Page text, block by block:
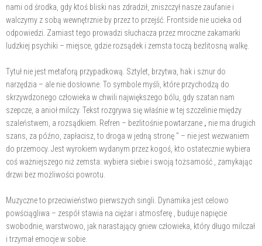
nami od środka, gdy ktoś bliski nas zdradził, zniszczył nasze zaufanie i
walczymy z sobą wewnętrznie by przez to przejść. Frontside nie ucieka od
odpowiedzi. Zamiast tego prowadzi słuchacza przez mroczne zakamarki
ludzkiej psychiki – miejsce, gdzie rozsądek i zemsta toczą bezlitosną walkę.
Tytuł nie jest metaforą przypadkową. Sztylet, brzytwa, hak i sznur do
narzędzia – ale nie dosłowne. To symbole myśli, które przychodzą do
skrzywdzonego człowieka w chwili największego bólu, gdy szatan nam
szepcze, a anioł milczy. Tekst rozgrywa się właśnie w tej szczelinie między
szaleństwem, a rozsądkiem. Refren – bezlitośnie powtarzane „ nie ma drugich
szans, za późno, zapłacisz, to droga w jedną stronę " – nie jest wezwaniem
do przemocy. Jest wyrokiem wydanym przez kogoś, kto ostatecznie wybiera
coś ważniejszego niż zemsta: wybiera siebie i swoją tożsamość , zamykając
drzwi bez możliwości powrotu.
Muzyczne to przeciwieństwo pierwszych singli. Dynamika jest celowo
powściągliwa – zespół stawia na ciężar i atmosferę , buduje napięcie
swobodnie, warstwowo, jak narastający gniew człowieka, który długo milczał
i trzymał emocje w sobie.